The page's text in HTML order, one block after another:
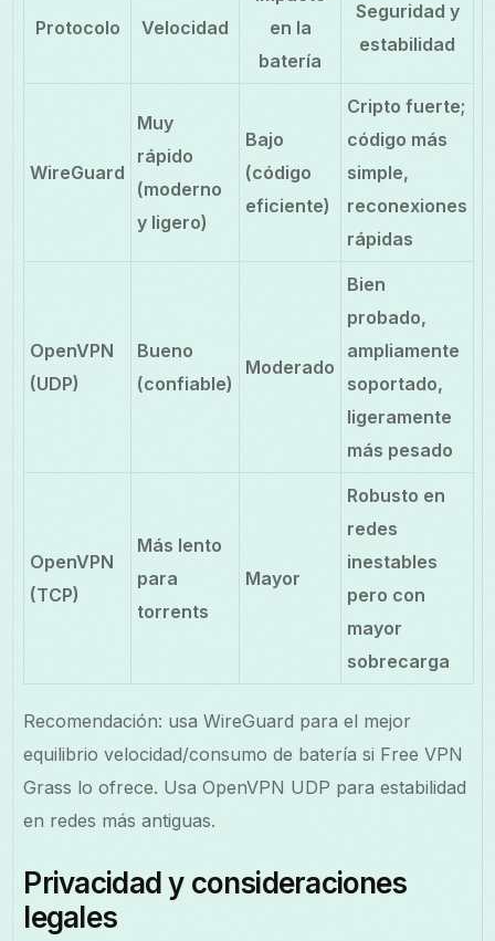
Protocolo Velocidad
en la
batería
Seguridad y
estabilidad
WireGuard
Muy
rápido
(moderno
y ligero)
Bajo
(código
eficiente)
Cripto fuerte;
código más
simple,
reconexiones
rápidas
OpenVPN
(UDP)
Bueno
(confiable)
Moderado
Bien
probado,
ampliamente
soportado,
ligeramente
más pesado
OpenVPN
(TCP)
Más lento
para
torrents
Mayor
Robusto en
redes
inestables
pero con
mayor
sobrecarga
Recomendación: usa WireGuard para el mejor
equilibrio velocidad/consumo de batería si Free VPN
Grass lo ofrece. Usa OpenVPN UDP para estabilidad
en redes más antiguas.
Privacidad y consideraciones
legales